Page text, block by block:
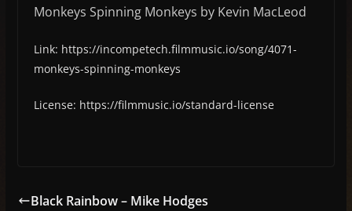
Monkeys Spinning Monkeys by Kevin MacLeod
Link: https://incompetech.filmmusic.io/song/4071-
monkeys-spinning-monkeys
License: https://filmmusic.io/standard-license
Black Rainbow – Mike Hodges